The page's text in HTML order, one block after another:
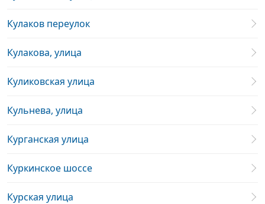
Кулаков переулок
Кулакова, улица
Куликовская улица
Кульнева, улица
Курганская улица
Куркинское шоссе
Курская улица